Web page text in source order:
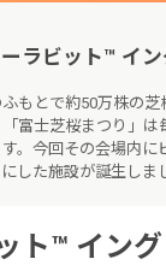
ラビット™ イ
もとで約50万株の芝
富士芝桜まつり」は
。今回その会場内に
した施設が誕生しま
ト™ イン